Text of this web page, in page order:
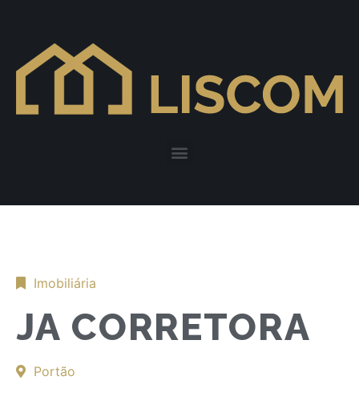
Imobiliária
JA CORRETORA
Portão